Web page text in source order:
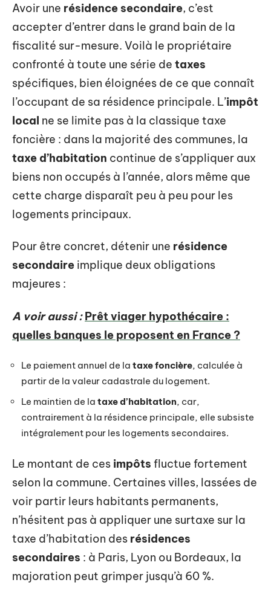
Avoir une résidence secondaire, c’est
accepter d’entrer dans le grand bain de la
fiscalité sur-mesure. Voilà le propriétaire
confronté à toute une série de taxes
spécifiques, bien éloignées de ce que connaît
l’occupant de sa résidence principale. L’impôt
local ne se limite pas à la classique taxe
foncière : dans la majorité des communes, la
taxe d’habitation continue de s’appliquer aux
biens non occupés à l’année, alors même que
cette charge disparaît peu à peu pour les
logements principaux.
Pour être concret, détenir une résidence
secondaire implique deux obligations
majeures :
A voir aussi : Prêt viager hypothécaire :
quelles banques le proposent en France ?
Le paiement annuel de la taxe foncière, calculée à
partir de la valeur cadastrale du logement.
Le maintien de la taxe d’habitation, car,
contrairement à la résidence principale, elle subsiste
intégralement pour les logements secondaires.
Le montant de ces impôts fluctue fortement
selon la commune. Certaines villes, lassées de
voir partir leurs habitants permanents,
n’hésitent pas à appliquer une surtaxe sur la
taxe d’habitation des résidences
secondaires : à Paris, Lyon ou Bordeaux, la
majoration peut grimper jusqu’à 60 %.